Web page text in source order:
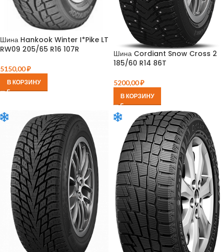
Шина Hankook Winter I*Pike LT
RW09 205/65 R16 107R
5150,00₽
В КОРЗИНУ
Шина Cordiant Snow Cross 2
185/60 R14 86T
5200,00₽
В КОРЗИНУ